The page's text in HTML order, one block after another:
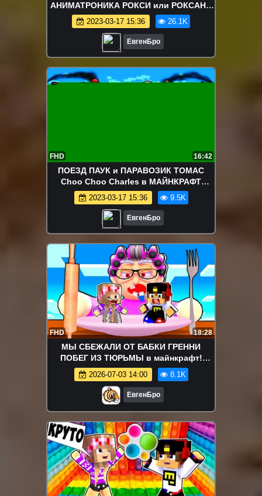
АНИМАТРОНИКА РОКСИ или РОКСАНА
в МАЙНКРАФТ ! ДЕВУШКА ВИДЕО
ТРОЛЛИНГ MINECRAFT
2023-03-17 15:36 26.1K
ЕвгенБро
FHD 16:42
ПОЕЗД ПАУК и ПАРАВОЗИК ТОМАС
Choo Choo Charles в МАЙНКРАФТ
ДЕВУШКА ВИДЕО ТРОЛЛИНГ
MINECRAFT
2023-03-17 15:36 9.5K
ЕвгенБро
FHD 18:28
МЫ СБЕЖАЛИ ОТ БАБКИ ГРЕННИ
ПОБЕГ ИЗ ТЮРЬМЫ в майнкрафт!
девушка новичок видео minecraft
2026-07-03 14:00 8.1K
ЕвгенБро